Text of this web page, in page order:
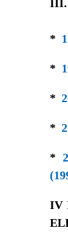
III.
*
*
*
*
*
IV